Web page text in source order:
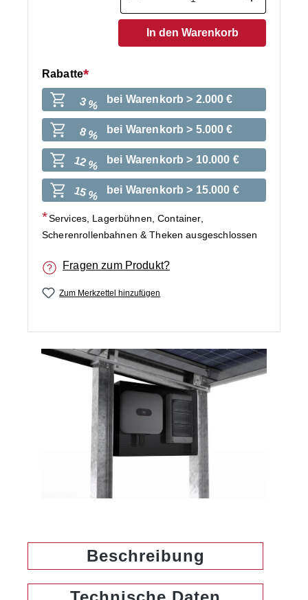
In den Warenkorb
Rabatte
3 % bei Warenkorb > 2.000 €
8 % bei Warenkorb > 5.000 €
12 % bei Warenkorb > 10.000 €
15 % bei Warenkorb > 15.000 €
Services, Lagerbühnen, Container,
Scherenrollenbahnen & Theken ausgeschlossen
Fragen zum Produkt?
Zum Merkzettel hinzufügen
Bildergalerie überspringen
Beschreibung